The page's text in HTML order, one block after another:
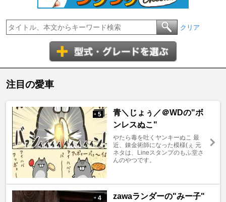
クリア
注目の愛車
+ 5
青＼じょぅ／＠WDの"ボ
ンレスぬこ"
やたら毒を吐くヤンキーぬこ 最
近、錬金術師になった模様(ぇ 元
ネタは、Lineスタンプのもふ堂さ
んのやつです。
+ 4 zawaランダーの"みー子"